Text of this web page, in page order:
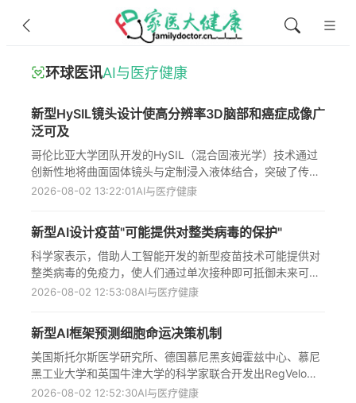
环球医讯AI与医疗健康
新型HySIL镜头设计使高分辨率3D脑部和癌症成像广
泛可及
哥伦比亚大学团队开发的HySIL（混合固液光学）技术通过
创新性地将曲面固体镜头与定制浸入液体结合，突破了传统
显微镜在成像深度与分辨率间的固有矛盾，使高分辨率三维
研究和临床诊断开辟了新途径，尤其有助于推动人工智能在
组织数据分析领域的应用发展。
2026-08-02 13:22:01AI与医疗健康
新型AI设计疫苗"可能提供对整类病毒的保护"
科学家表示，借助人工智能开发的新型疫苗技术可能提供对
整类病毒的免疫力，使人们通过单次接种即可抵御未来可能
出现的任何病毒变异；这项由剑桥大学和生物技术公司
应，还能对潜在人畜共患的蝙蝠病毒产生防护，有望在疫情
爆发前就予以预防，拯救数百万人生命，避免各国实施封锁
措施，代表了从"反应式"向"前瞻性"疫苗研发的重大范式转
变。
2026-08-02 12:53:08AI与医疗健康
新型AI框架预测细胞命运决策机制
美国斯托尔斯医学研究所、德国慕尼黑亥姆霍兹中心、慕尼
黑工业大学和英国牛津大学的科学家联合开发出RegVelo
——一种新型人工智能框架，该框架能同时模拟细胞动态和
2026-08-02 12:52:30AI与医疗健康